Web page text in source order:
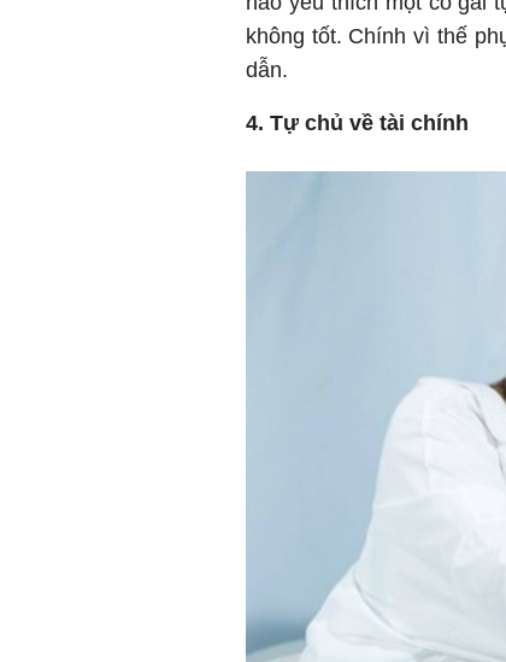
không tốt. Chính vì thế
dẫn.
4. Tự chủ về tài chính